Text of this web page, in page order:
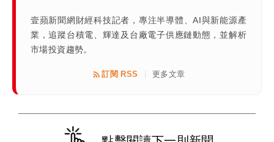
壹蘋新聞網財經科技記者，專注半導體、AI與新能源產
業，追蹤台積電、輝達及台廠電子供應鏈動態，並解析
市場投資趨勢。
訂閱 RSS 更多文章